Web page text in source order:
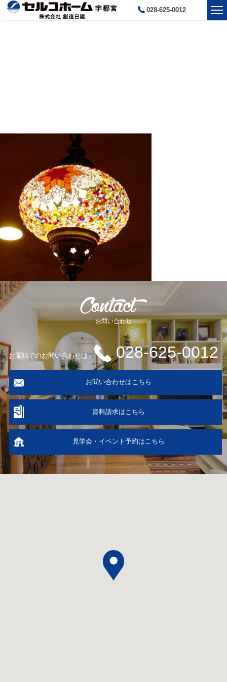
028-625-0012
お問い合わせ
お電話でのお問い合わせは 028-625-0012
お問い合わせはこちら
資料請求はこちら
見学会・イベント予約はこちら